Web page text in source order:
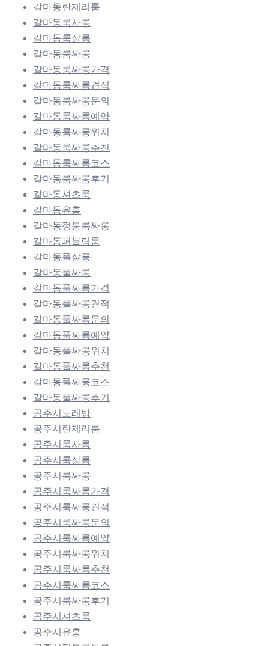
갈마동란제리룸
갈마동룸사롱
갈마동룸살롱
갈마동룸싸롱
갈마동룸싸롱가격
갈마동룸싸롱견적
갈마동룸싸롱문의
갈마동룸싸롱예약
갈마동룸싸롱위치
갈마동룸싸롱추천
갈마동룸싸롱코스
갈마동룸싸롱후기
갈마동셔츠룸
갈마동유흥
갈마동정통룸싸롱
갈마동퍼블릭룸
갈마동풀살롱
갈마동풀싸롱
갈마동풀싸롱가격
갈마동풀싸롱견적
갈마동풀싸롱문의
갈마동풀싸롱예약
갈마동풀싸롱위치
갈마동풀싸롱추천
갈마동풀싸롱코스
갈마동풀싸롱후기
공주시노래방
공주시란제리룸
공주시룸사롱
공주시룸살롱
공주시룸싸롱
공주시룸싸롱가격
공주시룸싸롱견적
공주시룸싸롱문의
공주시룸싸롱예약
공주시룸싸롱위치
공주시룸싸롱추천
공주시룸싸롱코스
공주시룸싸롱후기
공주시셔츠룸
공주시유흥